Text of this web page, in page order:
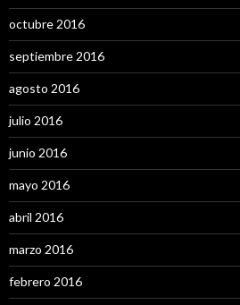
octubre 2016
septiembre 2016
agosto 2016
julio 2016
junio 2016
mayo 2016
abril 2016
marzo 2016
febrero 2016